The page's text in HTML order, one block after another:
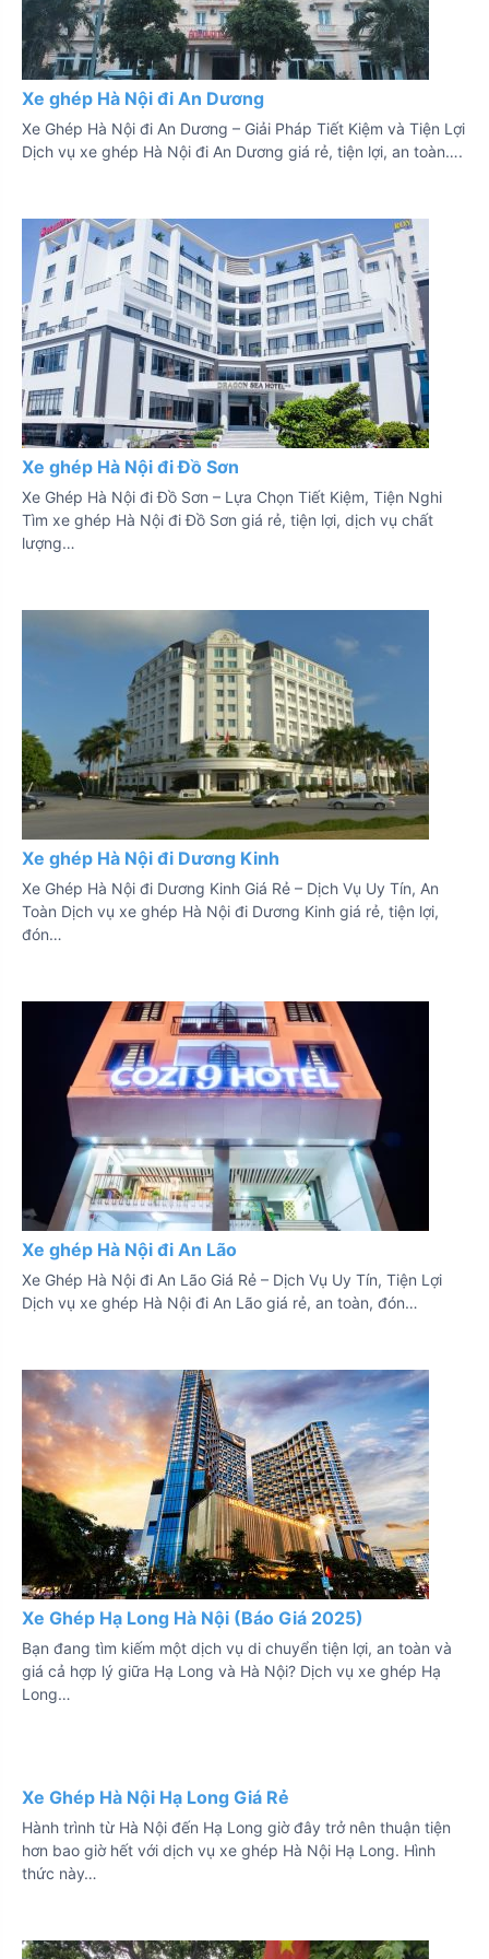
Xe ghép Hà Nội đi An Dương
Xe Ghép Hà Nội đi An Dương – Giải Pháp Tiết Kiệm và Tiện Lợi
Dịch vụ xe ghép Hà Nội đi An Dương giá rẻ, tiện lợi, an toàn….
Xe ghép Hà Nội đi Đồ Sơn
Xe Ghép Hà Nội đi Đồ Sơn – Lựa Chọn Tiết Kiệm, Tiện Nghi
Tìm xe ghép Hà Nội đi Đồ Sơn giá rẻ, tiện lợi, dịch vụ chất
lượng…
Xe ghép Hà Nội đi Dương Kinh
Xe Ghép Hà Nội đi Dương Kinh Giá Rẻ – Dịch Vụ Uy Tín, An
Toàn Dịch vụ xe ghép Hà Nội đi Dương Kinh giá rẻ, tiện lợi,
đón…
Xe ghép Hà Nội đi An Lão
Xe Ghép Hà Nội đi An Lão Giá Rẻ – Dịch Vụ Uy Tín, Tiện Lợi
Dịch vụ xe ghép Hà Nội đi An Lão giá rẻ, an toàn, đón…
Xe Ghép Hạ Long Hà Nội (Báo Giá 2025)
Bạn đang tìm kiếm một dịch vụ di chuyển tiện lợi, an toàn và
giá cả hợp lý giữa Hạ Long và Hà Nội? Dịch vụ xe ghép Hạ
Long…
Xe Ghép Hà Nội Hạ Long Giá Rẻ
Hành trình từ Hà Nội đến Hạ Long giờ đây trở nên thuận tiện
hơn bao giờ hết với dịch vụ xe ghép Hà Nội Hạ Long. Hình
thức này…